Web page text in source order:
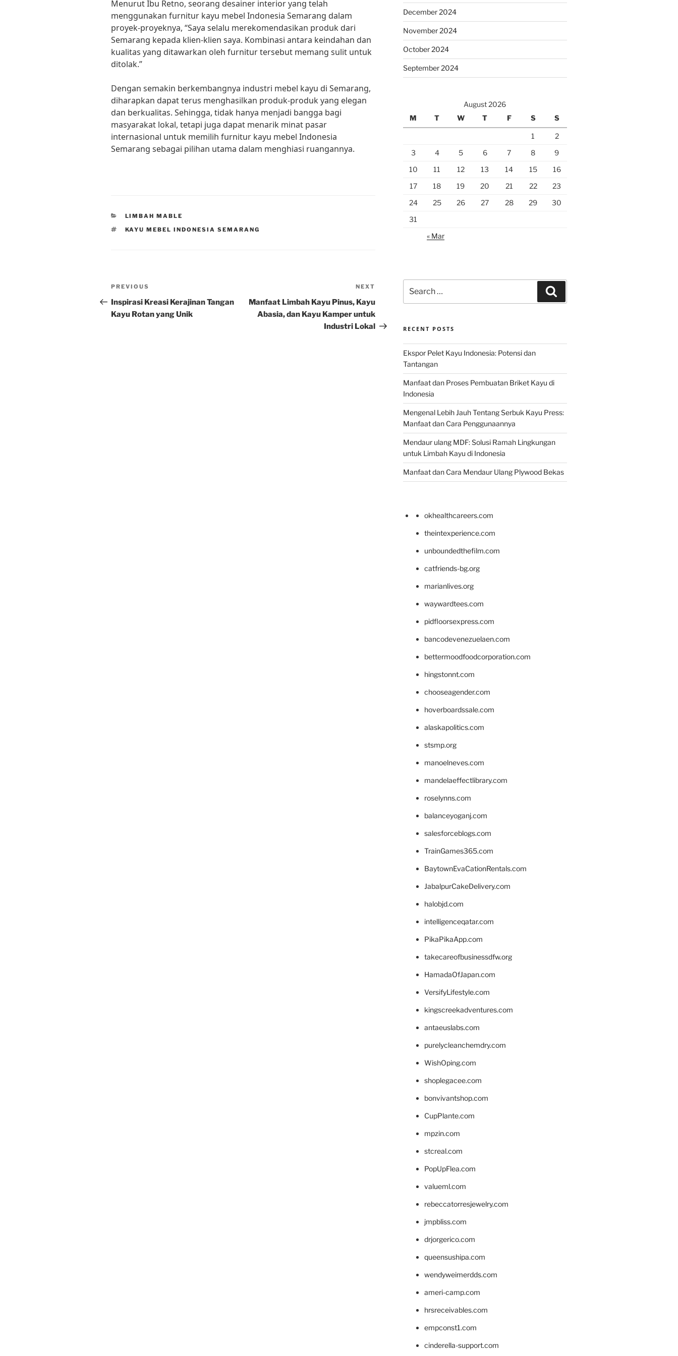
Menurut Ibu Retno, seorang desainer interior yang telah
menggunakan furnitur kayu mebel Indonesia Semarang dalam
proyek-proyeknya, “Saya selalu merekomendasikan produk dari
Semarang kepada klien-klien saya. Kombinasi antara keindahan dan
kualitas yang ditawarkan oleh furnitur tersebut memang sulit untuk
ditolak.”
Dengan semakin berkembangnya industri mebel kayu di Semarang,
diharapkan dapat terus menghasilkan produk-produk yang elegan
dan berkualitas. Sehingga, tidak hanya menjadi bangga bagi
masyarakat lokal, tetapi juga dapat menarik minat pasar
internasional untuk memilih furnitur kayu mebel Indonesia
Semarang sebagai pilihan utama dalam menghiasi ruangannya.
CATEGORIES
LIMBAH MABLE
TAGS
KAYU MEBEL INDONESIA SEMARANG
Post
navigation
Previous
Post
PREVIOUS
Inspirasi Kreasi Kerajinan Tangan
Kayu Rotan yang Unik
Post
NEXT
Manfaat Limbah Kayu Pinus, Kayu
Abasia, dan Kayu Kamper untuk
Industri Lokal
December 2024
November 2024
October 2024
September 2024
August 2026
M
T W T F S S
1
2
3
4 5 6 7 8
9
10
11 12 13 14 15
16
17
18 19 20 21 22
23
24
25 26 27 28 29
30
31
« Mar
for:
RECENT POSTS
Ekspor Pelet Kayu Indonesia: Potensi dan
Tantangan
Manfaat dan Proses Pembuatan Briket Kayu di
Indonesia
Mengenal Lebih Jauh Tentang Serbuk Kayu Press:
Manfaat dan Cara Penggunaannya
Mendaur ulang MDF: Solusi Ramah Lingkungan
untuk Limbah Kayu di Indonesia
Manfaat dan Cara Mendaur Ulang Plywood Bekas
okhealthcareers.com
theintexperience.com
unboundedthefilm.com
catfriends-bg.org
marianlives.org
waywardtees.com
pidfloorsexpress.com
bancodevenezuelaen.com
bettermoodfoodcorporation.com
hingstonnt.com
chooseagender.com
hoverboardssale.com
alaskapolitics.com
stsmp.org
manoelneves.com
mandelaeffectlibrary.com
roselynns.com
balanceyoganj.com
salesforceblogs.com
TrainGames365.com
BaytownEvaCationRentals.com
JabalpurCakeDelivery.com
halobjd.com
intelligenceqatar.com
PikaPikaApp.com
takecareofbusinessdfw.org
HamadaOfJapan.com
VersifyLifestyle.com
kingscreekadventures.com
antaeuslabs.com
purelycleanchemdry.com
WishOping.com
shoplegacee.com
bonvivantshop.com
CupPlante.com
mpzin.com
stcreal.com
PopUpFlea.com
valueml.com
rebeccatorresjewelry.com
jmpbliss.com
drjorgerico.com
queensushipa.com
wendyweimerdds.com
ameri-camp.com
hrsreceivables.com
empconst1.com
cinderella-support.com